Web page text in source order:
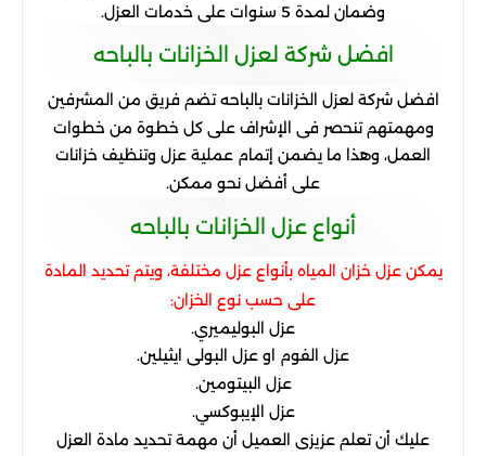
وضمان لمدة سنوات على خدمات العزل.
افضل شركة لعزل الخزانات بالباحه
افضل شركة لعزل الخزانات بالباحه تضم فريق من المشرفين
ومهمتهم تنحصر فى الإشراف على كل خطوة من خطوات
العمل، وهذا ما يضمن إتمام عملية عزل وتنظيف خزانات
على أفضل نحو ممكن.
أنواع عزل الخزانات بالباحه
يمكن عزل خزان المياه بأنواع عزل مختلفة، ويتم تحديد المادة
على حسب نوع الخزان:
عزل البوليميري.
عزل الفوم او عزل البولى ايثيلين.
عزل البيتومين.
عزل الإيبوكسي.
عليك أن تعلم عزيزى العميل أن مهمة تحديد مادة العزل